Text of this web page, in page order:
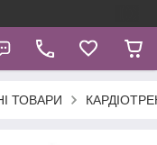
ТОВАРИ